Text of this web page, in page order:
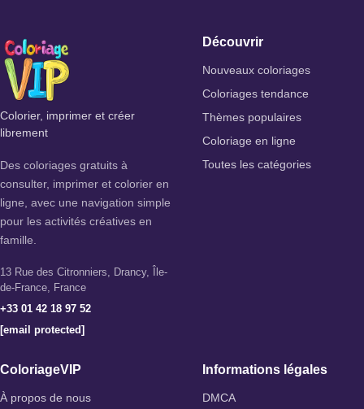
Colorier, imprimer et créer
librement
Des coloriages gratuits à
consulter, imprimer et colorier en
ligne, avec une navigation simple
pour les activités créatives en
famille.
13 Rue des Citronniers, Drancy, Île-
de-France, France
+33 01 42 18 97 52
[email protected]
Découvrir
Nouveaux coloriages
Coloriages tendance
Thèmes populaires
Coloriage en ligne
Toutes les catégories
ColoriageVIP
À propos de nous
Informations légales
DMCA